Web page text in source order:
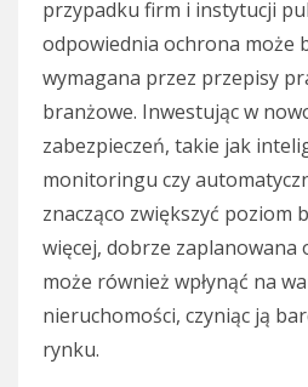
przypadku firm i instytucji
odpowiednia ochrona może
wymagana przez przepisy
branżowe. Inwestując w
zabezpieczeń, takie jak
monitoringu czy
znacząco zwiększyć poziom
więcej, dobrze zaplanowana
może również wpłynąć na
nieruchomości, czyniąc ją
rynku.